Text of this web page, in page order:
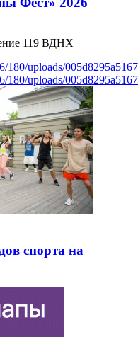
119 ВДНХ
180/uploads/
180/uploads/
спорта на